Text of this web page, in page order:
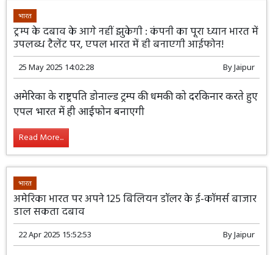
भारत
ट्रम्प के दबाव के आगे नहीं झुकेगी : कंपनी का पूरा ध्यान भारत में
उपलब्ध टैलेंट पर, एपल भारत में ही बनाएगी आईफोन!
25 May 2025 14:02:28 ByJaipur
अमेरिका के राष्ट्रपति डोनाल्ड ट्रम्प की धमकी को दरकिनार करते हुए
एपल भारत में ही आईफोन बनाएगी
Read More...
भारत
अमेरिका भारत पर अपने 125 बिलियन डॉलर के ई-कॉमर्स बाजार
डाल सकता दबाव
22 Apr 2025 15:52:53 ByJaipur